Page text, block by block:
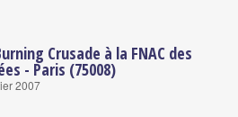
Crusade à la FNAC des
- Paris (75008)
2007